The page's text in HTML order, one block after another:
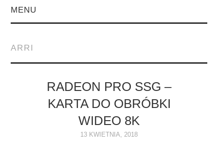
MENU
MONITORY
NAPĘDY
OPROGRAMOWANIE
ARRI
RADEON PRO SSG –
KARTA DO OBRÓBKI
WIDEO 8K
13 KWIETNIA, 2018